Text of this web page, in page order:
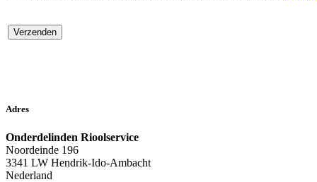
Adres
Onderdelinden Rioolservice
Noordeinde 196
3341 LW Hendrik-Ido-Ambacht
Nederland